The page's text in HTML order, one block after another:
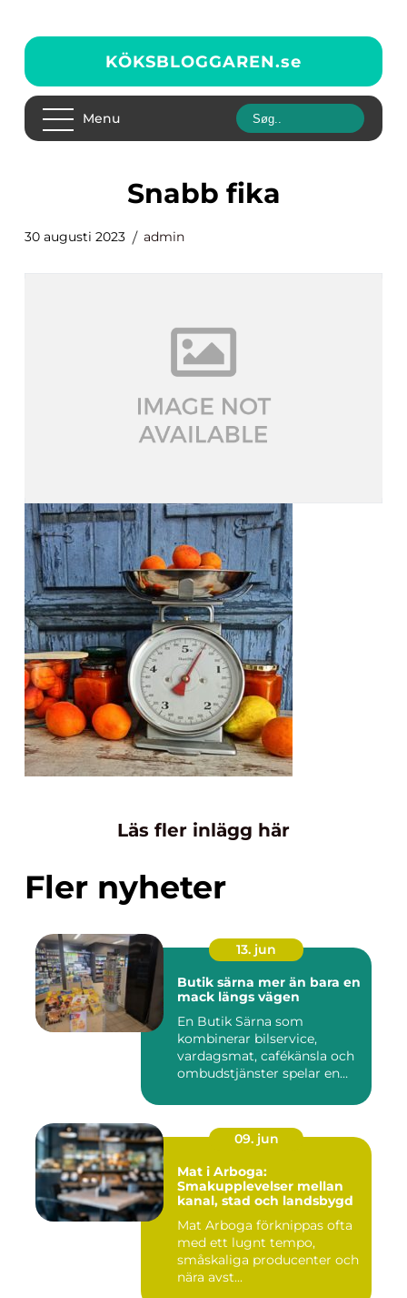
KÖKSBLOGGAREN.se
Menu
snabb fika
30 augusti 2023 admin
Läs fler inlägg här
Fler nyheter
13. jun
Butik särna mer än bara en
mack längs vägen
En Butik Särna som
kombinerar bilservice,
vardagsmat, cafékänsla och
ombudstjänster spelar en
09. jun
Mat i Arboga:
Smakupplevelser mellan
kanal, stad och landsbygd
Mat Arboga förknippas ofta
med ett lugnt tempo,
småskaliga producenter och
nära avst...